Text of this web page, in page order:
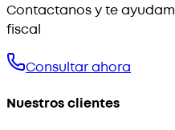
Contactanos y te
fiscal
Consultar ahora
Nuestros clientes